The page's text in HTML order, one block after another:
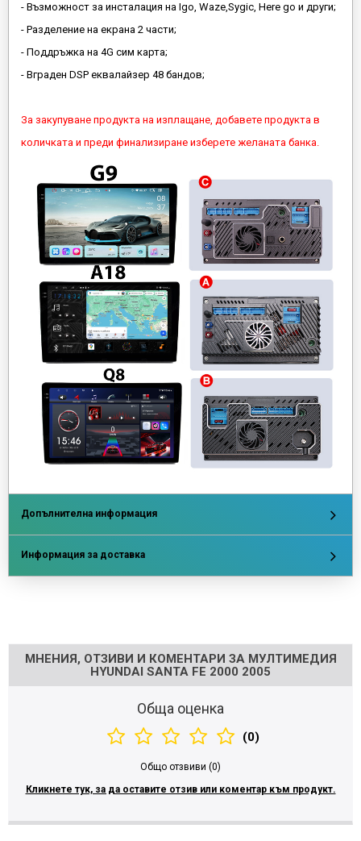
- Възможност за инсталация на Igo, Waze,Sygic, Here go и други;
- Разделение на екрана 2 части;
- Поддръжка на 4G сим карта;
- Вграден DSP еквалайзер 48 бандов;
За закупуване продукта на изплащане, добавете продукта в
количката и преди финализиране изберете желаната банка.
Допълнителна информация
Информация за доставка
МНЕНИЯ, ОТЗИВИ И КОМЕНТАРИ ЗА МУЛТИМЕДИЯ
HYUNDAI SANTA FE 2000 2005
Обща оценка
(0)
Общо отзвиви (0)
Кликнете тук, за да оставите отзив или коментар към продукт.